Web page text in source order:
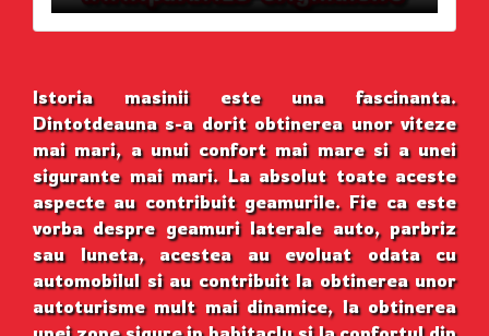
Istoria masinii este una fascinanta.
Dintotdeauna s-a dorit obtinerea unor viteze
mai mari, a unui confort mai mare si a unei
sigurante mai mari. La absolut toate aceste
aspecte au contribuit geamurile. Fie ca este
vorba despre geamuri laterale auto, parbriz
sau luneta, acestea au evoluat odata cu
automobilul si au contribuit la obtinerea unor
autoturisme mult mai dinamice, la obtinerea